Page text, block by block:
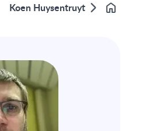
Home
Koen Huysentruyt